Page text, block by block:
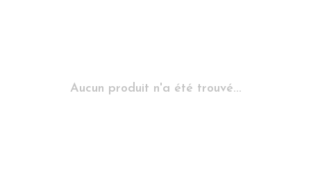
Aucun produit n'a été trouvé...